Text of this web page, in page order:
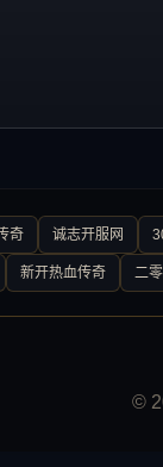
奇 诚志开服网
新开热血传奇 二
©